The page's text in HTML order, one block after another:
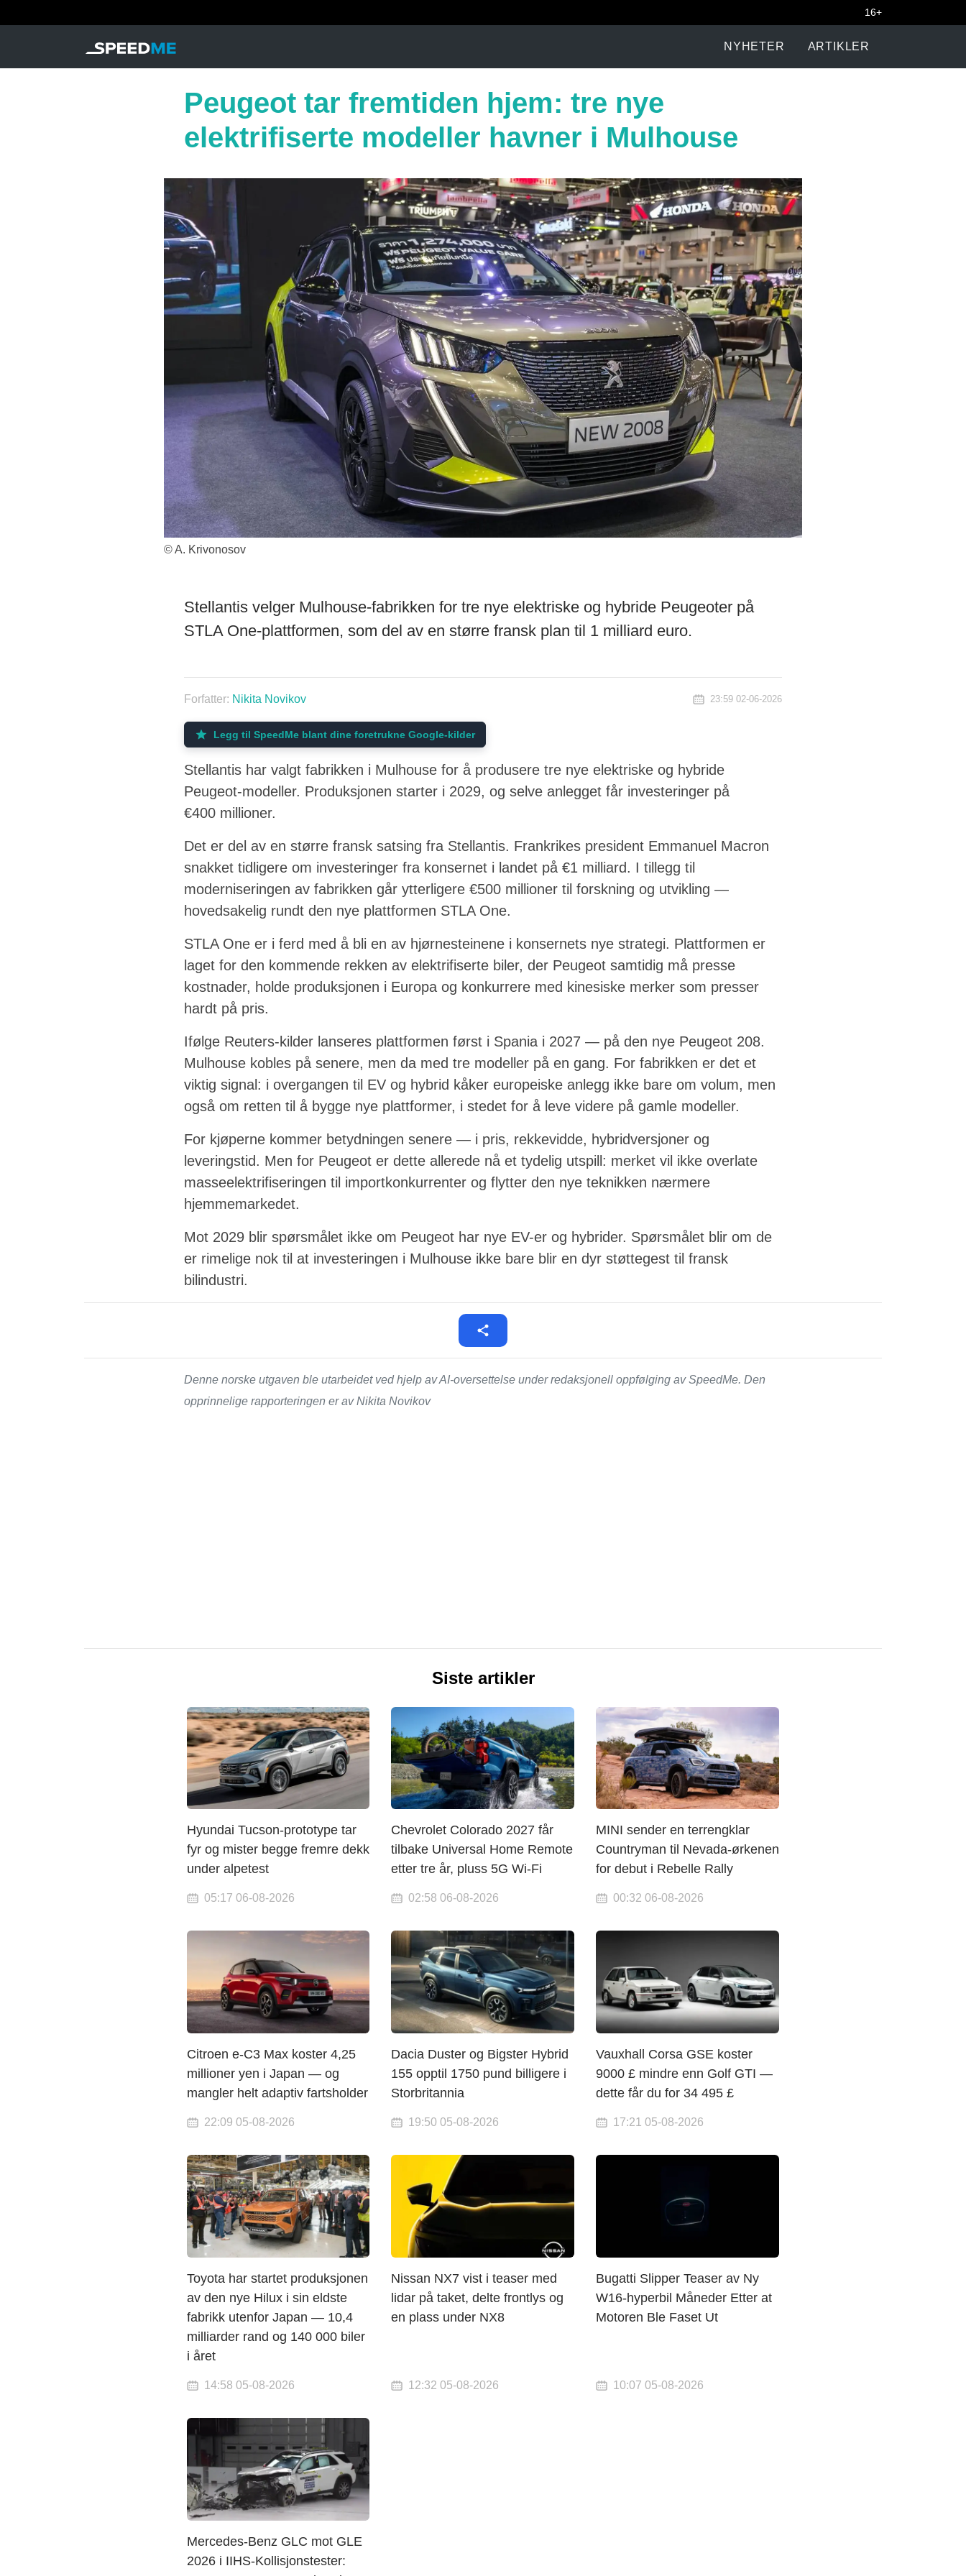
16+
NYHETER ARTIKLER
Peugeot tar fremtiden hjem: tre nye
elektrifiserte modeller havner i Mulhouse
© A. Krivonosov
Stellantis velger Mulhouse-fabrikken for tre nye elektriske og hybride Peugeoter på
STLA One-plattformen, som del av en større fransk plan til 1 milliard euro.
Forfatter: Nikita Novikov 23:59 02-06-2026
Legg til SpeedMe blant dine foretrukne Google-kilder
Stellantis har valgt fabrikken i Mulhouse for å produsere tre nye elektriske og hybride
Peugeot-modeller. Produksjonen starter i 2029, og selve anlegget får investeringer på
€400 millioner.
Det er del av en større fransk satsing fra Stellantis. Frankrikes president Emmanuel Macron
snakket tidligere om investeringer fra konsernet i landet på €1 milliard. I tillegg til
moderniseringen av fabrikken går ytterligere €500 millioner til forskning og utvikling —
hovedsakelig rundt den nye plattformen STLA One.
STLA One er i ferd med å bli en av hjørnesteinene i konsernets nye strategi. Plattformen er
laget for den kommende rekken av elektrifiserte biler, der Peugeot samtidig må presse
kostnader, holde produksjonen i Europa og konkurrere med kinesiske merker som presser
hardt på pris.
Ifølge Reuters-kilder lanseres plattformen først i Spania i 2027 — på den nye Peugeot 208.
Mulhouse kobles på senere, men da med tre modeller på en gang. For fabrikken er det et
viktig signal: i overgangen til EV og hybrid kåker europeiske anlegg ikke bare om volum, men
også om retten til å bygge nye plattformer, i stedet for å leve videre på gamle modeller.
For kjøperne kommer betydningen senere — i pris, rekkevidde, hybridversjoner og
leveringstid. Men for Peugeot er dette allerede nå et tydelig utspill: merket vil ikke overlate
masseelektrifiseringen til importkonkurrenter og flytter den nye teknikken nærmere
hjemmemarkedet.
Mot 2029 blir spørsmålet ikke om Peugeot har nye EV-er og hybrider. Spørsmålet blir om de
er rimelige nok til at investeringen i Mulhouse ikke bare blir en dyr støttegest til fransk
bilindustri.
Denne norske utgaven ble utarbeidet ved hjelp av AI-oversettelse under redaksjonell oppfølging av SpeedMe. Den
opprinnelige rapporteringen er av Nikita Novikov
Siste artikler
Hyundai Tucson-prototype tar
fyr og mister begge fremre dekk
under alpetest
05:17 06-08-2026
Chevrolet Colorado 2027 får
tilbake Universal Home Remote
etter tre år, pluss 5G Wi-Fi
02:58 06-08-2026
MINI sender en terrengklar
Countryman til Nevada-ørkenen
for debut i Rebelle Rally
00:32 06-08-2026
Citroen e-C3 Max koster 4,25
millioner yen i Japan — og
mangler helt adaptiv fartsholder
22:09 05-08-2026
Dacia Duster og Bigster Hybrid
155 opptil 1750 pund billigere i
Storbritannia
19:50 05-08-2026
Vauxhall Corsa GSE koster
9000 £ mindre enn Golf GTI —
dette får du for 34 495 £
17:21 05-08-2026
Toyota har startet produksjonen
av den nye Hilux i sin eldste
fabrikk utenfor Japan — 10,4
milliarder rand og 140 000 biler
i året
14:58 05-08-2026
Nissan NX7 vist i teaser med
lidar på taket, delte frontlys og
en plass under NX8
12:32 05-08-2026
Bugatti Slipper Teaser av Ny
W16-hyperbil Måneder Etter at
Motoren Ble Faset Ut
10:07 05-08-2026
Mercedes-Benz GLC mot GLE
2026 i IIHS-Kollisjonstester: